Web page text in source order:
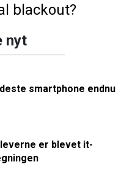
blackout?
nyt
smartphone endnu
er blevet it-